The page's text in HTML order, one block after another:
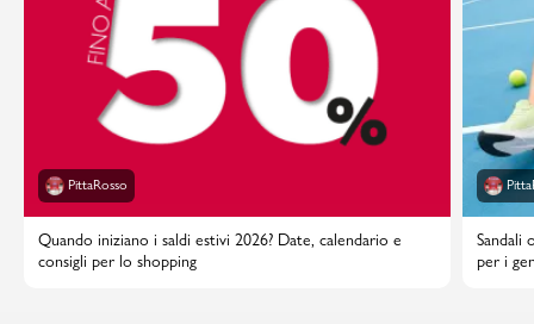
PittaRosso
Quando iniziano i saldi estivi 2026? Date, calendario e
consigli per lo shopping
Sandali
per i